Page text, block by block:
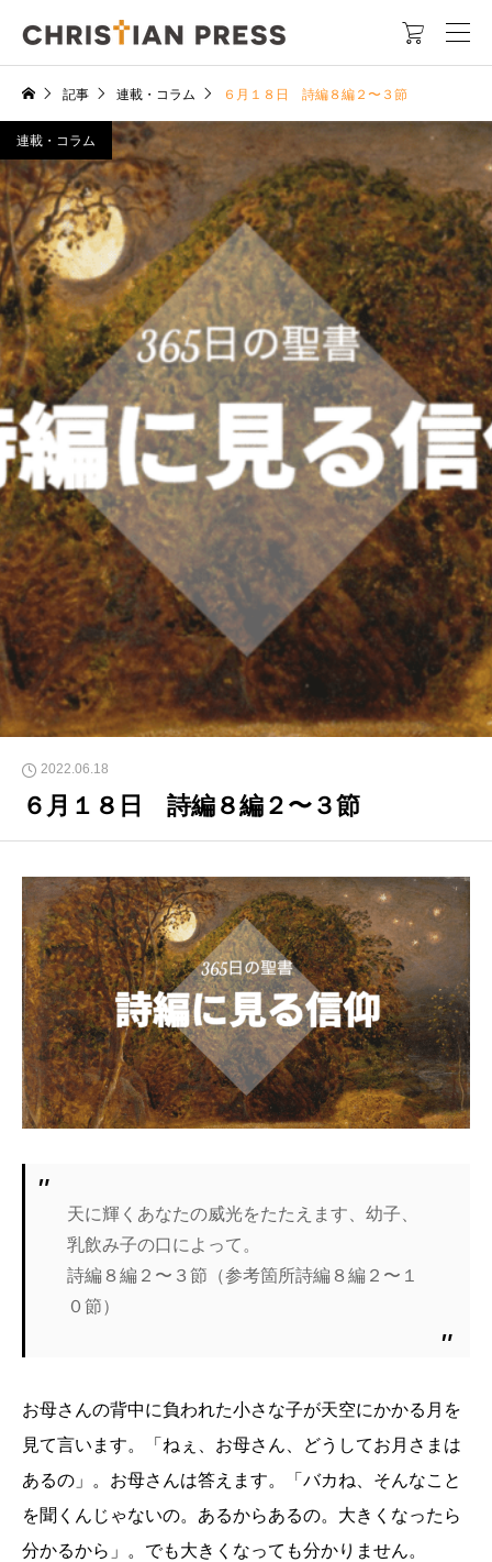

記事 連載・コラム ６月１８日 詩編８編２〜３節
連載・コラム
2022.06.18
６月１８日 詩編８編２〜３節
天に輝くあなたの威光をたたえます、幼子、
乳飲み子の口によって。
詩編８編２〜３節（参考箇所詩編８編２〜１
０節）
お母さんの背中に負われた小さな子が天空にかかる月を
見て言います。「ねぇ、お母さん、どうしてお月さまは
あるの」。お母さんは答えます。「バカね、そんなこと
を聞くんじゃないの。あるからあるの。大きくなったら
分かるから」。でも大きくなっても分かりません。